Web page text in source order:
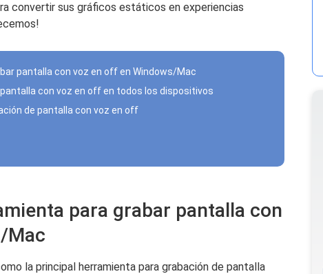
convertir sus gráficos estáticos en experiencias
pantalla con voz en off en Windows/Mac
con voz en off en todos los dispositivos
de pantalla con voz en off
para grabar pantalla con
Mac
la principal herramienta para grabación de pantalla